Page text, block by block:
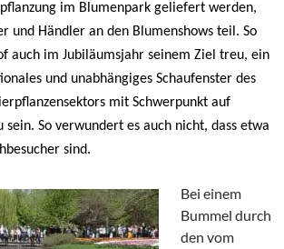
im Blumenpark geliefert werden,
und Händler an den Blumenshows teil. So
auch im Jubiläumsjahr seinem Ziel treu, ein
und unabhängiges Schaufenster des
mit Schwerpunkt auf
sein. So verwundert es auch nicht, dass etwa
sind.
Bei einem
Bummel durch
den vom